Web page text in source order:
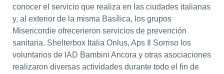
conocer el servicio que realiza en las ciudades italianas
y, al exterior de la misma Basílica, los grupos
Misericordie ofrecerieron servicios de prevención
sanitaria. Shelterbox Italia Onlus, Aps Il Sorriso los
voluntarios de IAD Bambini Ancora y otras asociaciones
realizaron diversas actividades durante todo el fin de